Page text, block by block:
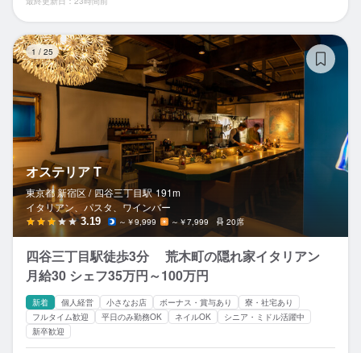
1 / 25
オステリア T
東京都 新宿区 / 四谷三丁目駅 191m
イタリアン、パスタ、ワインバー
3.19 ～￥9,999 ～￥7,999 20席
四谷三丁目駅徒歩3分 荒木町の隠れ家イタリアン
月給30 シェフ35万円～100万円
新着 個人経営 小さなお店 ボーナス・賞与あり
寮・社宅あり
フルタイム歓迎
平日のみ勤務OK ネイルOK
シニア・ミドル活躍中
新卒歓迎